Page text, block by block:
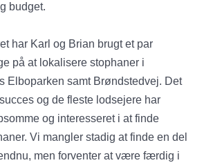
budget.
har Karl og Brian brugt et par
på at lokalisere stophaner i
Elboparken samt Brøndstedvej. Det
og de fleste lodsejere har
og interesseret i at finde
Vi mangler stadig at finde en del
men forventer at være færdig i